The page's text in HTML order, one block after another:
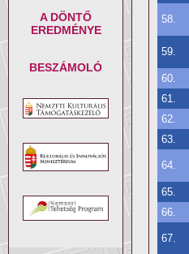
A DÖNTŐ
EREDMÉNYE
BESZÁMOLÓ
58.
59.
60.
61.
62.
63.
64.
65.
66.
67.